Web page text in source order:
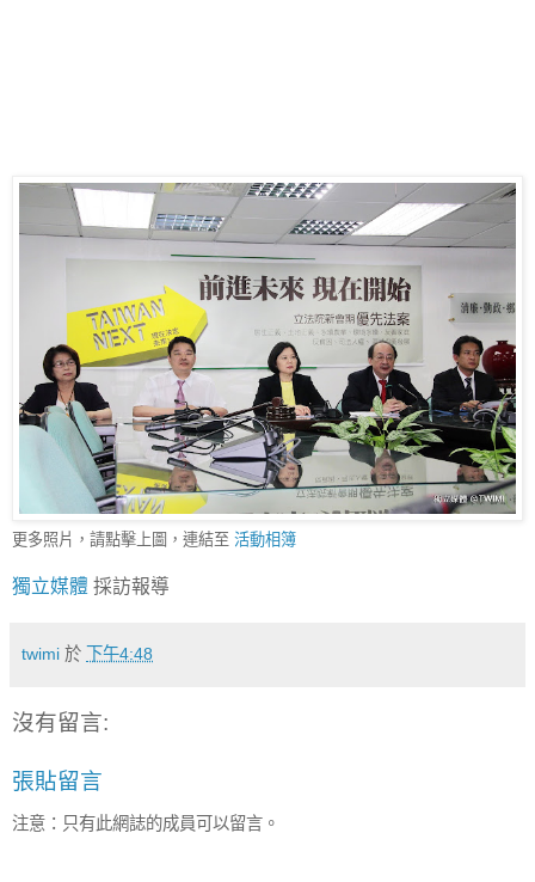
更多照片，請點擊上圖，連結至 活動相簿
獨立媒體 採訪報導
twimi 於 下午4:48
沒有留言:
張貼留言
注意：只有此網誌的成員可以留言。